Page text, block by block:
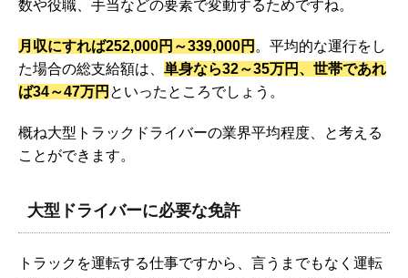
数や役職、手当などの要素で変動するためですね。
月収にすれば252,000円～339,000円 。平均的な運行をし
た場合の総支給額は、 単身なら32～35万円、世帯であれ
ば34～47万円 といったところでしょう。
概ね大型トラックドライバーの業界平均程度、と考える
ことができます。
大型ドライバーに必要な免許
トラックを運転する仕事ですから、言うまでもなく運転